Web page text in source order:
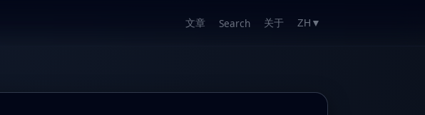
文章 Search 关于 ZH ▼